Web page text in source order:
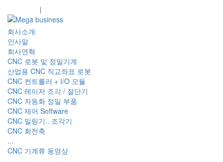
회사소개
인사말
회사연혁
CNC 로봇 및 정밀기계
산업용 CNC 직교좌표 로봇
CNC 컨트롤러 + I/O 모듈
CNC 레이저 조각 / 절단기
CNC 자동화 정밀 부품
CNC 제어 Software
CNC 밀링기.. 조각기
CNC 회전축
...
CNC 기계류 동영상